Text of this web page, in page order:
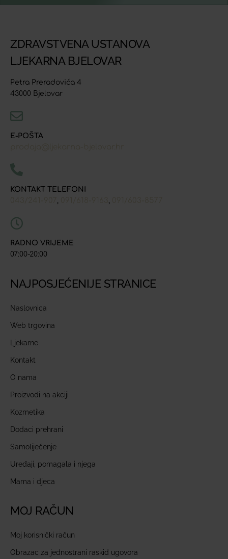
ZDRAVSTVENA USTANOVA
LJEKARNA BJELOVAR
Petra Preradovića 4
43000 Bjelovar
E-POŠTA
KONTAKT TELEFONI
RADNO VRIJEME
07:00-20:00
NAJPOSJEĆENIJE STRANICE
Naslovnica
Web trgovina
Ljekarne
Kontakt
O nama
Proizvodi na akciji
Kozmetika
Dodaci prehrani
Samoliječenje
Uređaji, pomagala i njega
Mama i djeca
MOJ RAČUN
Moj korisnički račun
Obrazac za jednostrani raskid ugovora